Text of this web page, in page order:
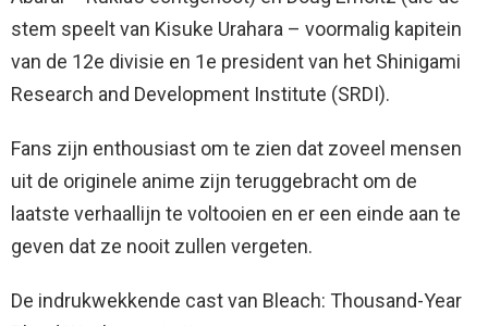
stem speelt van Kisuke Urahara – voormalig kapitein
van de 12e divisie en 1e president van het Shinigami
Research and Development Institute (SRDI).
Fans zijn enthousiast om te zien dat zoveel mensen
uit de originele anime zijn teruggebracht om de
laatste verhaallijn te voltooien en er een einde aan te
geven dat ze nooit zullen vergeten.
De indrukwekkende cast van Bleach: Thousand-Year